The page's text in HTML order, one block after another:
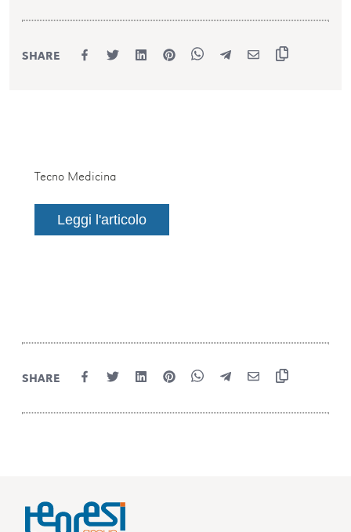
SHARE
Tecno Medicina
Leggi l'articolo
SHARE